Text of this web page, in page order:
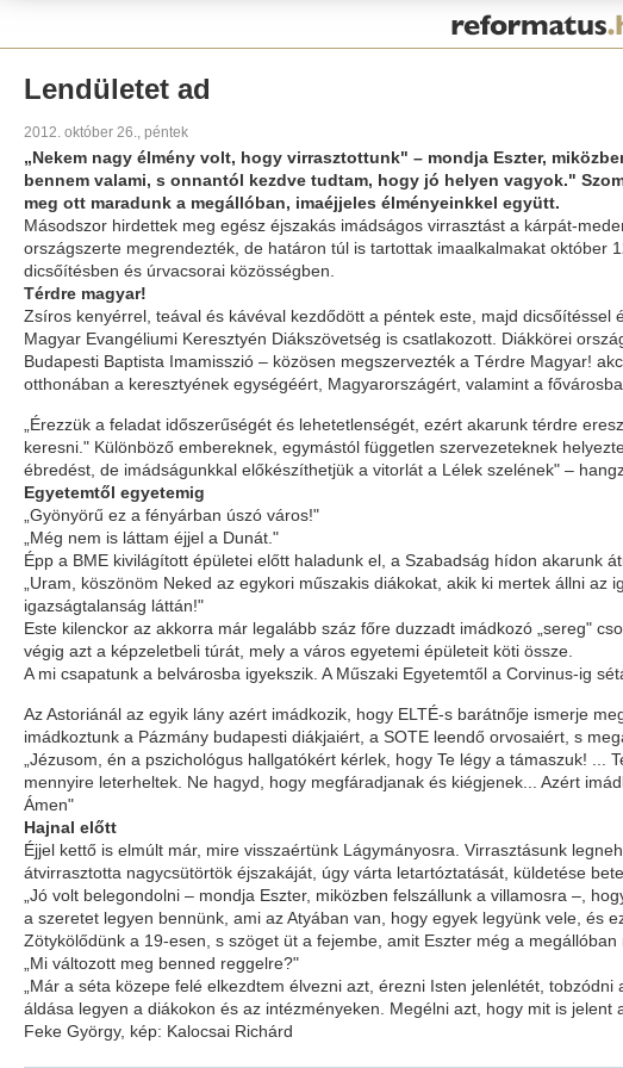
Lendületet ad
2012. október 26., péntek
„Nekem nagy élmény volt, hogy virrasztottunk" – mondja Eszter,
bennem valami, s onnantól kezdve tudtam, hogy jó helyen vagyok."
meg ott maradunk a megállóban, imaéjjeles élményeinkkel együtt.
Másodszor hirdettek meg egész éjszakás imádságos virrasztást a kárpát-
országszerte megrendezték, de határon túl is tartottak imaalkalmakat október
dicsőítésben és úrvacsorai közösségben.
Térdre magyar!
Zsíros kenyérrel, teával és kávéval kezdődött a péntek este, majd
Magyar Evangéliumi Keresztyén Diákszövetség is csatlakozott. Diákkörei
Budapesti Baptista Imamisszió – közösen megszervezték a Térdre Magyar!
otthonában a keresztyének egységéért, Magyarországért, valamint a
„Érezzük a feladat időszerűségét és lehetetlenségét, ezért akarunk térdre
keresni." Különböző embereknek, egymástól független szervezeteknek
ébredést, de imádságunkkal előkészíthetjük a vitorlát a Lélek szelének" –
Egyetemtől egyetemig
„Gyönyörű ez a fényárban úszó város!"
„Még nem is láttam éjjel a Dunát."
Épp a BME kivilágított épületei előtt haladunk el, a Szabadság hídon akarunk
„Uram, köszönöm Neked az egykori műszakis diákokat, akik ki mertek állni
igazságtalanság láttán!"
Este kilenckor az akkorra már legalább száz főre duzzadt imádkozó „sereg"
végig azt a képzeletbeli túrát, mely a város egyetemi épületeit köti össze.
A mi csapatunk a belvárosba igyekszik. A Műszaki Egyetemtől a Corvinus-ig
Az Astoriánál az egyik lány azért imádkozik, hogy ELTÉ-s barátnője ismerje
imádkoztunk a Pázmány budapesti diákjaiért, a SOTE leendő orvosaiért, s
„Jézusom, én a pszichológus hallgatókért kérlek, hogy Te légy a támaszuk!
mennyire leterheltek. Ne hagyd, hogy megfáradjanak és kiégjenek... Azért
Ámen"
Hajnal előtt
Éjjel kettő is elmúlt már, mire visszaértünk Lágymányosra. Virrasztásunk
átvirrasztotta nagycsütörtök éjszakáját, úgy várta letartóztatását, küldetése
„Jó volt belegondolni – mondja Eszter, miközben felszállunk a villamosra –,
a szeretet legyen bennünk, ami az Atyában van, hogy egyek legyünk vele, és
Zötykölődünk a 19-esen, s szöget üt a fejembe, amit Eszter még a megállóban
„Mi változott meg benned reggelre?"
„Már a séta közepe felé elkezdtem élvezni azt, érezni Isten jelenlétét,
áldása legyen a diákokon és az intézményeken. Megélni azt, hogy mit is
Feke György, kép: Kalocsai Richárd